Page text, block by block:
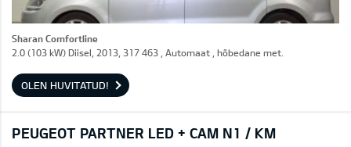
Sharan Comfortline
2.0 (103 kW) Diisel, 2013, 317 463 , Automaat , hõbedane met.
OLEN HUVITATUD!
PEUGEOT PARTNER LED + CAM N1 / KM